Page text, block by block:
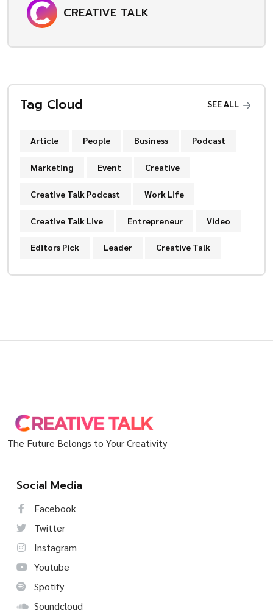
CREATIVE TALK
Tag Cloud SEE ALL
Article People Business Podcast
Marketing Event Creative
Creative Talk Podcast Work Life
Creative Talk Live Entrepreneur Video
Editors Pick Leader Creative Talk
The Future Belongs to Your Creativity
Social Media
Facebook
Twitter
Instagram
Youtube
Spotify
Soundcloud